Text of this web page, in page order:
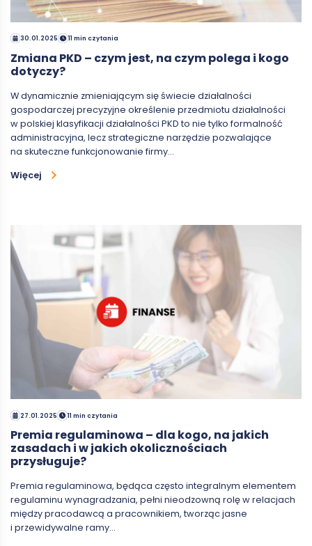
30.01.2025 11 min czytania
Zmiana PKD – czym jest, na czym polega i kogo
dotyczy?
W dynamicznie zmieniającym się świecie działalności
gospodarczej precyzyjne określenie przedmiotu działalności
w polskiej klasyfikacji działalności PKD to nie tylko formalność
administracyjna, lecz strategiczne narzędzie pozwalające
na skuteczne funkcjonowanie firmy…
Więcej
27.01.2025 11 min czytania
Premia regulaminowa – dla kogo, na jakich
zasadach i w jakich okolicznościach
przysługuje?
Premia regulaminowa, będąca często integralnym elementem
regulaminu wynagradzania, pełni nieodzowną rolę w relacjach
między pracodawcą a pracownikiem, tworząc jasne
i przewidywalne ramy…